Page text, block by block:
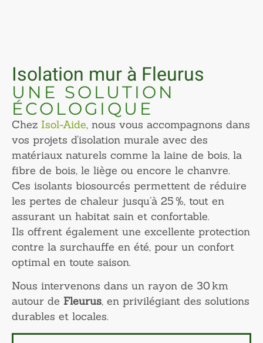
Isolation mur à Fleurus
UNE SOLUTION
ÉCOLOGIQUE
Chez Isol-Aide, nous vous accompagnons dans
vos projets d’isolation murale avec des
matériaux naturels comme la laine de bois, la
fibre de bois, le liège ou encore le chanvre.
Ces isolants biosourcés permettent de réduire
les pertes de chaleur jusqu’à 25 %, tout en
assurant un habitat sain et confortable.
Ils offrent également une excellente protection
contre la surchauffe en été, pour un confort
optimal en toute saison.
Nous intervenons dans un rayon de 30 km
autour de Fleurus, en privilégiant des solutions
durables et locales.